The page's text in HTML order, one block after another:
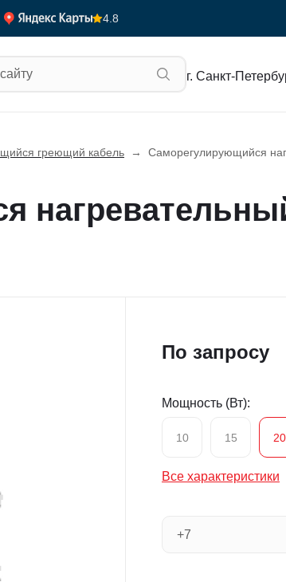
4.8
г. Санкт-
греющий кабель → Саморегулирующийся
По запросу
Мощность (Вт):
10 15 20
Все характеристики